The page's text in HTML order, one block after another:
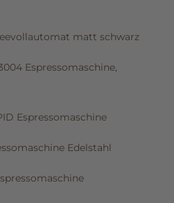
matt schwarz
Espressomaschine,
Espressomaschine
Edelstahl